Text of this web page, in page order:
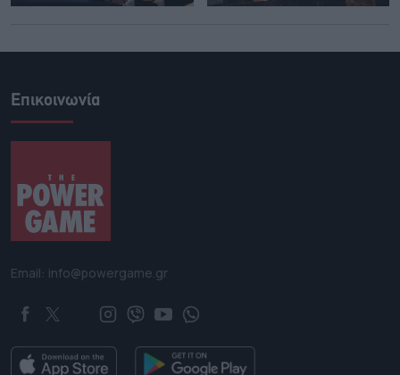
Επικοινωνία
Email: info@powergame.gr